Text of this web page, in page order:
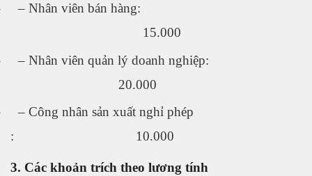
– Nhân viên bán hàng:
15.000
– Nhân viên quản lý doanh nghiệp:
20.000
– Công nhân sản xuất nghỉ phép
: 10.000
3. Các khoản trích theo lương tính